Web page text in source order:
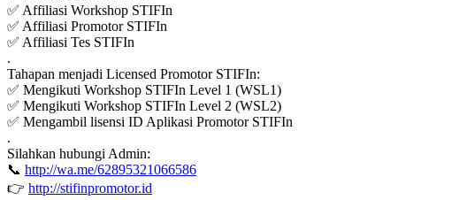
✅ Affiliasi Workshop STIFIn
✅ Affiliasi Promotor STIFIn
✅ Affiliasi Tes STIFIn
.
Tahapan menjadi Licensed Promotor STIFIn:
✅ Mengikuti Workshop STIFIn Level 1 (WSL1)
✅ Mengikuti Workshop STIFIn Level 2 (WSL2)
✅ Mengambil lisensi ID Aplikasi Promotor STIFIn
.
Silahkan hubungi Admin:
📞 http://wa.me/62895321066586
👉 http://stifinpromotor.id